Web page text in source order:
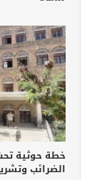
خطة حوثية
الضرائب وتشريد